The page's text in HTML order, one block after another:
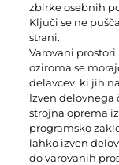
zbirke osebnih
Ključi se ne
strani.
Varovani
oziroma se
delavcev, ki jih
Izven delovnega
strojna oprema
programsko
lahko izven
do varovanih